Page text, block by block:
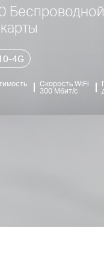
4G
Скорость WiFi
300 Мбит/с